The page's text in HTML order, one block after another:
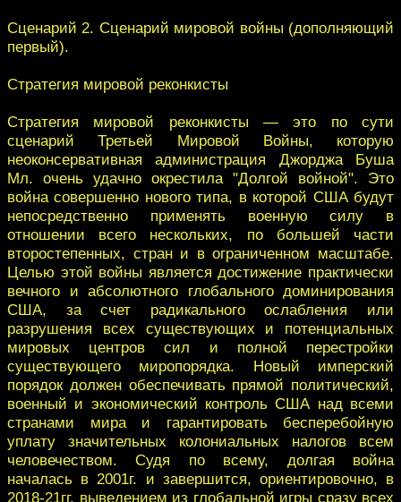
Сценарий 2. Сценарий мировой войны (дополняющий
первый).
Стратегия мировой реконкисты
Стратегия мировой реконкисты — это по сути
сценарий Третьей Мировой Войны, которую
неоконсервативная администрация Джорджа Буша
Мл. очень удачно окрестила "Долгой войной". Это
война совершенно нового типа, в которой США будут
непосредственно применять военную силу в
отношении всего нескольких, по большей части
второстепенных, стран и в ограниченном масштабе.
Целью этой войны является достижение практически
вечного и абсолютного глобального доминирования
США, за счет радикального ослабления или
разрушения всех существующих и потенциальных
мировых центров сил и полной перестройки
существующего миропорядка. Новый имперский
порядок должен обеспечивать прямой политический,
военный и экономический контроль США над всеми
странами мира и гарантировать бесперебойную
уплату значительных колониальных налогов всем
человечеством. Судя по всему, долгая война
началась в 2001г. и завершится, ориентировочно, в
2018-21гг. выведением из глобальной игры сразу всех